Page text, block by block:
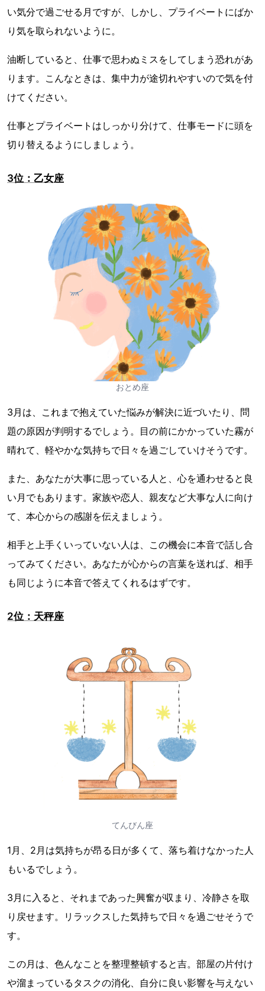
い気分で過ごせる月ですが、しかし、プライベートにばか
り気を取られないように。
油断していると、仕事で思わぬミスをしてしまう恐れがあ
ります。こんなときは、集中力が途切れやすいので気を付
けてください。
仕事とプライベートはしっかり分けて、仕事モードに頭を
切り替えるようにしましょう。
3位：乙女座
おとめ座
3月は、これまで抱えていた悩みが解決に近づいたり、問
題の原因が判明するでしょう。目の前にかかっていた霧が
晴れて、軽やかな気持ちで日々を過ごしていけそうです。
また、あなたが大事に思っている人と、心を通わせると良
い月でもあります。家族や恋人、親友など大事な人に向け
て、本心からの感謝を伝えましょう。
相手と上手くいっていない人は、この機会に本音で話し合
ってみてください。あなたが心からの言葉を送れば、相手
も同じように本音で答えてくれるはずです。
2位：天秤座
てんびん座
1月、2月は気持ちが昂る日が多くて、落ち着けなかった人
もいるでしょう。
3月に入ると、それまであった興奮が収まり、冷静さを取
り戻せます。リラックスした気持ちで日々を過ごせそうで
す。
この月は、色んなことを整理整頓すると吉。部屋の片付け
や溜まっているタスクの消化、自分に良い影響を与えない